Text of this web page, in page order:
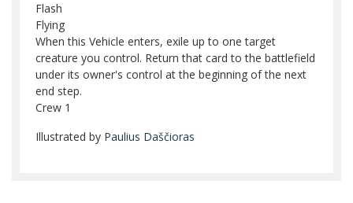
Flash
Flying
When this Vehicle enters, exile up to one target
creature you control. Return that card to the battlefield
under its owner's control at the beginning of the next
end step.
Crew 1
Illustrated by Paulius Daščioras